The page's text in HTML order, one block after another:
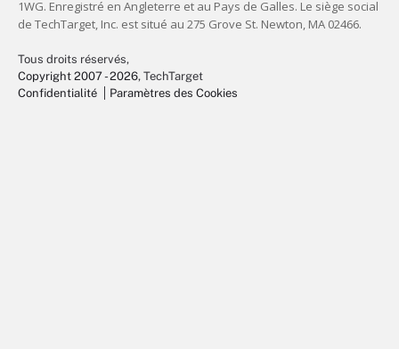
Tous droits réservés,
Copyright 2007 - 2026, TechTarget
Confidentialité
Paramètres des Cookies